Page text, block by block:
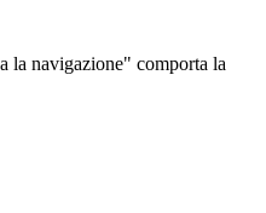
la navigazione" comporta la